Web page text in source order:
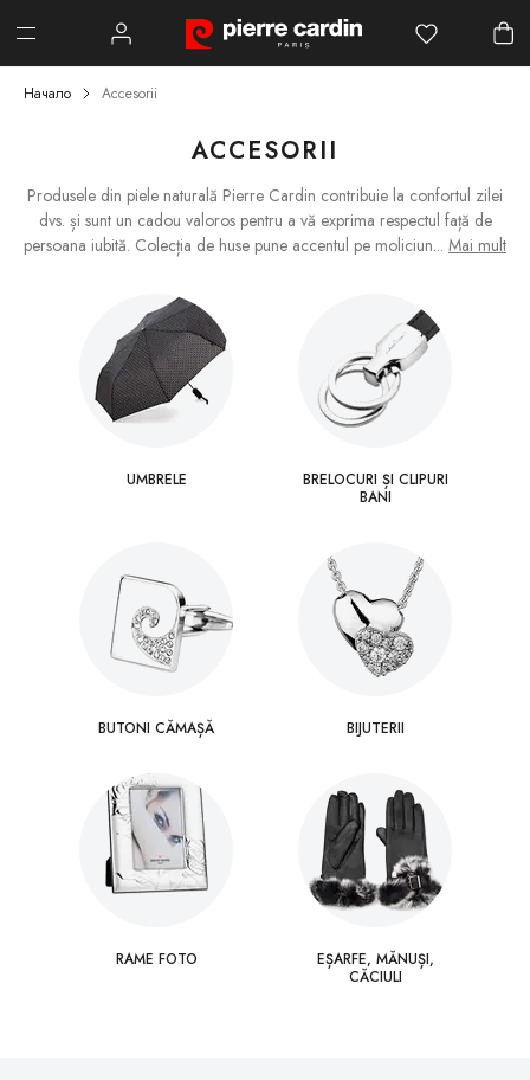
Начало Accesorii
ACCESORII
Produsele din piele naturală Pierre Cardin contribuie la confortul zilei
dvs. și sunt un cadou valoros pentru a vă exprima respectul față de
persoana iubită. Colecția de huse pune accentul pe moliciun... Mai mult
UMBRELE
BRELOCURI ȘI CLIPURI
BANI
BUTONI CĂMAȘĂ BIJUTERII
RAME FOTO
EȘARFE, MĂNUȘI,
CĂCIULI